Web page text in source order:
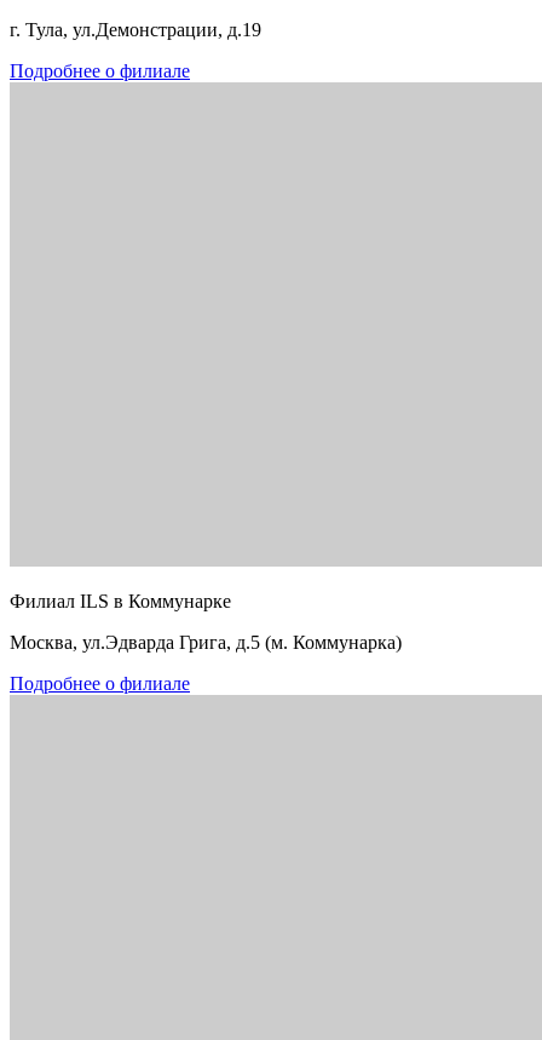
г. Тула, ул.Демонстрации, д.19
Подробнее о филиале
Филиал ILS в Коммунарке
Москва, ул.Эдварда Грига, д.5 (м. Коммунарка)
Подробнее о филиале